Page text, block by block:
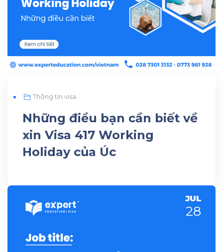
Thông tin visa
Những điều bạn cần biết về
xin Visa 417 Working
Holiday của Úc
JUL
28